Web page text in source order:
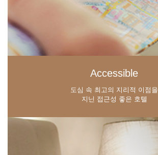
Accessible
도심 속 최고의 지리적 이점을
지닌 접근성 좋은 호텔